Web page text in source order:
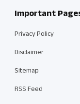
Important
Privacy Policy
Disclaimer
Sitemap
RSS Feed